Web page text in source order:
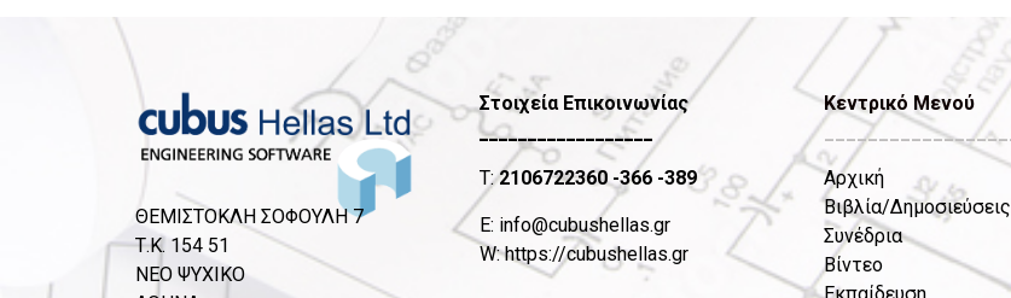
ΘΕΜΙΣΤΟΚΛΗ ΣΟΦΟΥΛΗ 7
Τ.Κ. 154 51
ΝΕΟ ΨΥΧΙΚΟ
Στοιχεία Επικοινωνίας
__________________
T:2106722360-366 -389
Ε: info@cubushellas.gr
W:https://cubushellas.gr
Κεντρικό Μενού
__________________
Αρχική
Βιβλία/Δημοσιεύσεις
Συνέδρια
Βίντεο